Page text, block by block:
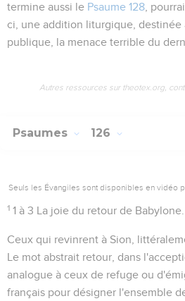
termine aussi le Psaume 128 ,
ci, une addition liturgique, destinée
publique, la menace terrible du
Autres ressources sur theotex.org,
Psaumes 126
Seuls les Évangiles sont disponibles en vidéo
1 1 à 3 La joie du retour de Babylone.
Ceux qui revinrent à Sion ,
Le mot abstrait retour , dans
analogue à ceux de refuge ou d'
français pour désigner l'ensemble